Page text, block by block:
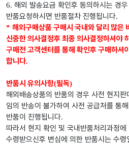
6. 해외 발송요금 확인후 동의하시는 경
반품요청하시면 반품절차 진행됩니다.
* 해외구매상품 구매시 국내와 달리 많은
신중한 의사결정후 최종 의사결정하셔야
구매전 고객센터를 통해 확인후 구매하셔
합니다.
반품시 유의사항(필독)
해외배송상품의 반품의 경우 사전 현지판
임의 반송이 불가하여 사전 공급처를 통해
반품이 진행됩니다.
따라서 현지 확인 및 국내반품처리과정
수령받으신후 변심에 의한 반품시는 수령